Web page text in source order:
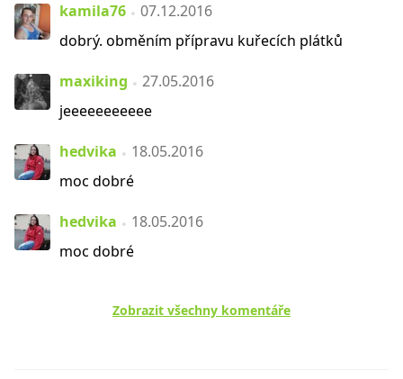
kamila76
07.12.2016
dobrý. obměním přípravu kuřecích plátků
maxiking
27.05.2016
jeeeeeeeeeee
hedvika
18.05.2016
moc dobré
hedvika
18.05.2016
moc dobré
Zobrazit všechny komentáře